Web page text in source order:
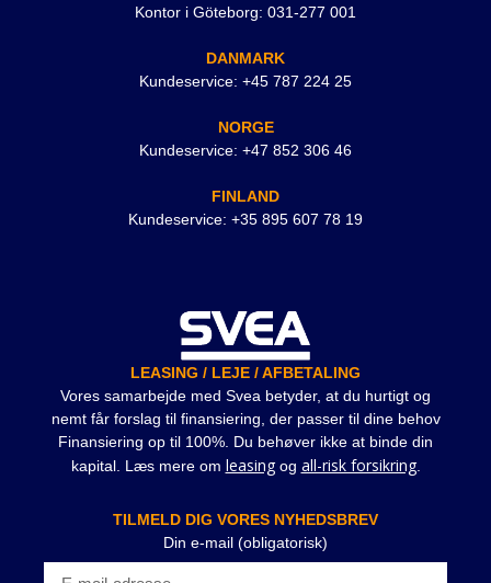
Kontor i Göteborg: 031-277 001
DANMARK
Kundeservice: +45 787 224 25
NORGE
Kundeservice: +47 852 306 46
FINLAND
Kundeservice: +35 895 607 78 19
LEASING / LEJE / AFBETALING
Vores samarbejde med Svea betyder, at du hurtigt og
nemt får forslag til finansiering, der passer til dine behov
Finansiering op til 100%. Du behøver ikke at binde din
kapital. Læs mere om leasingog all-risk forsikring.
TILMELD DIG VORES NYHEDSBREV
Din e-mail (obligatorisk)